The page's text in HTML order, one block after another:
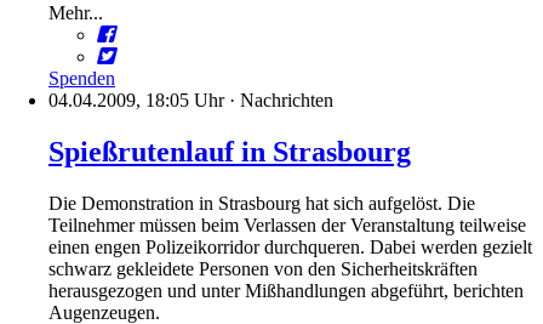
Mehr...
Spenden
04.04.2009, 18:05 Uhr· Nachrichten
Spießrutenlauf in Strasbourg
Die Demonstration in Strasbourg hat sich aufgelöst. Die
Teilnehmer müssen beim Verlassen der Veranstaltung teilweise
einen engen Polizeikorridor durchqueren. Dabei werden gezielt
schwarz gekleidete Personen von den Sicherheitskräften
herausgezogen und unter Mißhandlungen abgeführt, berichten
Augenzeugen.